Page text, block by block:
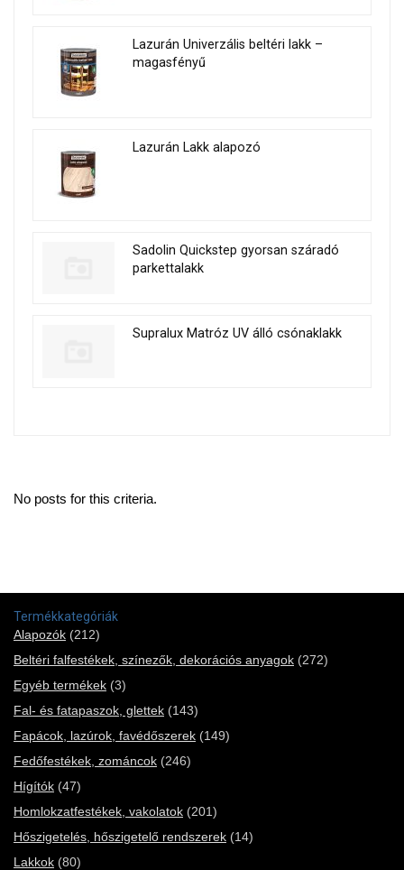
Lazurán Univerzális beltéri lakk –
magasfényű
Lazurán Lakk alapozó
Sadolin Quickstep gyorsan száradó
parkettalakk
Supralux Matróz UV álló csónaklakk
No posts for this criteria.
Termékkategóriák
Alapozók (212)
Beltéri falfestékek, színezők, dekorációs anyagok (272)
Egyéb termékek (3)
Fal- és fatapaszok, glettek (143)
Fapácok, lazúrok, favédőszerek (149)
Fedőfestékek, zománcok (246)
Hígítók (47)
Homlokzatfestékek, vakolatok (201)
Hőszigetelés, hőszigetelő rendszerek (14)
Lakkok (80)